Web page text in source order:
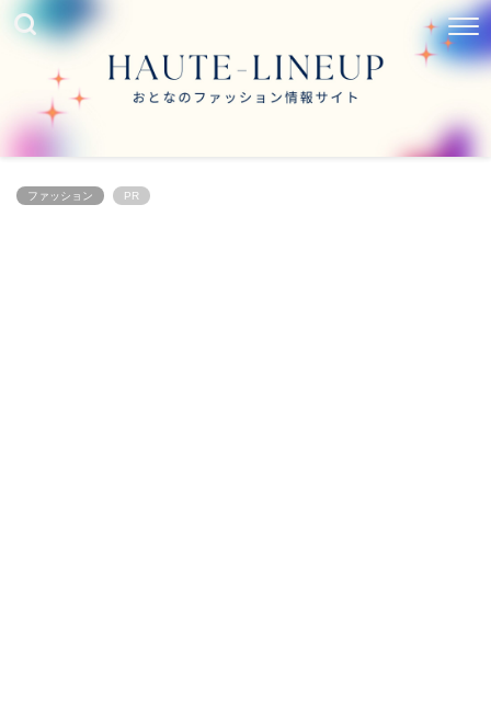
ファッション PR